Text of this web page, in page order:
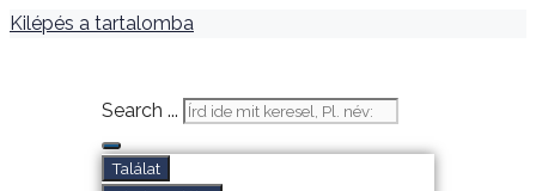
Kilépés a tartalomba
Search ...
Találat